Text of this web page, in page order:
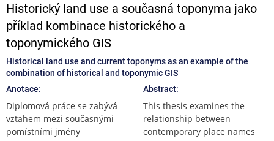
Historický land use a současná toponyma jako
příklad kombinace historického a
toponymického GIS
Historical land use and current toponyms as an example of the
combination of historical and toponymic GIS
Anotace:
Diplomová práce se zabývá
vztahem mezi současnými
pomístními jmény
Abstract:
This thesis examines the
relationship between
contemporary place names